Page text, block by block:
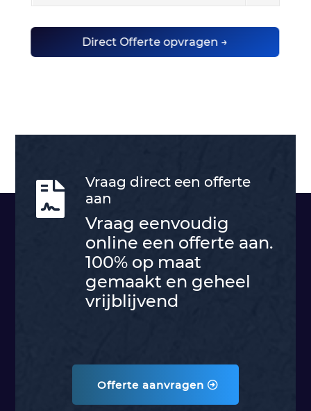
Direct Offerte opvragen →

Vraag direct een offerte
aan
Vraag eenvoudig
online een offerte aan.
100% op maat
gemaakt en geheel
vrijblijvend
Offerte aanvragen